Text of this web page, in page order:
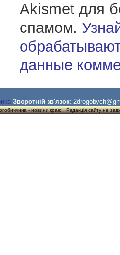
Akismet для
спамом.
данные
Зворотній зв'язок:
- новини краю . Редакція сайту не